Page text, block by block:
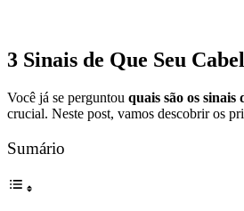
3 Sinais de Que Seu
Você já se perguntou quais são os sinais
crucial. Neste post, vamos descobrir os
Sumário